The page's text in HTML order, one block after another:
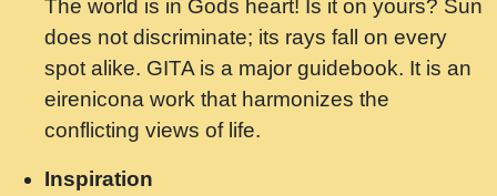
Shri ravinandan shastri ji maharaj.mp3
मन अशांत मंत्र जाप - गीता प्रेरणा -Swami
Gyananand Ji Maharaj.mp3
मन बध लय परम वल कगन Special Shyam
Saawariya.mp3
The world is in Gods heart! Is it on yours? Sun
does not discriminate; its rays fall on every
spot alike. GITA is a major guidebook. It is an
eirenicona work that harmonizes the
conflicting views of life.
Inspiration